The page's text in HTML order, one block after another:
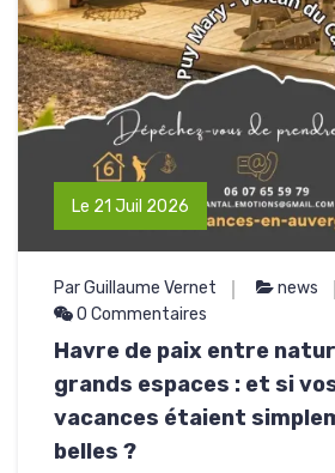
Le 21 Juil 2026
Par Guillaume Vernet
news
0 Commentaires
Havre de paix entre
grands espaces : et si
vacances étaient
belles ?